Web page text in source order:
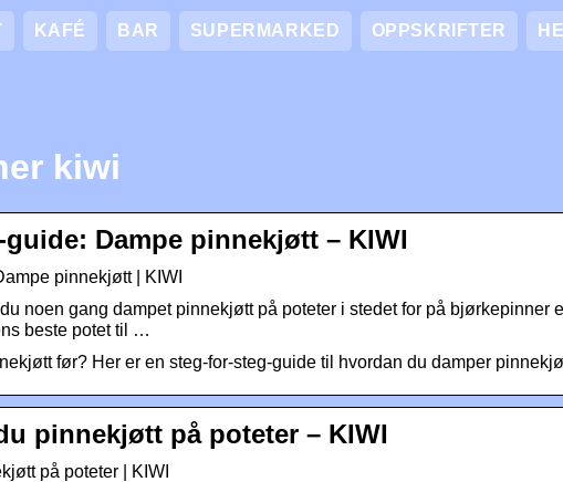
KAFÉ BAR SUPERMARKED OPPSKRIFTER
kiwi
Dampe pinnekjøtt – KIWI
pinnekjøtt | KIWI
noen gang dampet pinnekjøtt på poteter i stedet for på bjørkepinner
beste potet til …
før? Her er en steg-for-steg-guide til hvordan du damper
pinnekjøtt på poteter – KIWI
på poteter | KIWI